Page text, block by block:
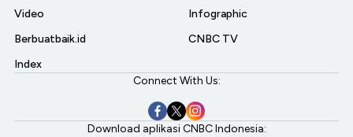
Video
Berbuatbaik.id
Index
Infographic
CNBC TV
Connect With Us:
Download aplikasi CNBC Indonesia: